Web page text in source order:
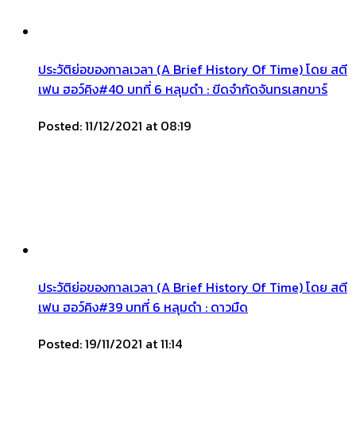
ประวัติย่อของกาลเวลา (A Brief History Of Time) โดย สตี
เฟน ฮอว์คิง#40 บทที่ 6 หลุมดำ : ขีดจำกัดจันทรเสกขาร์
Posted: 11/12/2021 at 08:19
ประวัติย่อของกาลเวลา (A Brief History Of Time) โดย สตี
เฟน ฮอว์คิง#39 บทที่ 6 หลุมดำ : ดาวมืด
Posted: 19/11/2021 at 11:14